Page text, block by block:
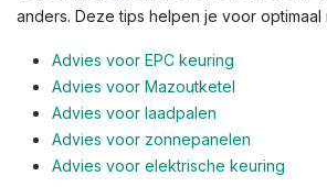
anders. Deze tips helpen je voor optimaal
Advies voor EPC keuring
Advies voor Mazoutketel
Advies voor laadpalen
Advies voor zonnepanelen
Advies voor elektrische keuring